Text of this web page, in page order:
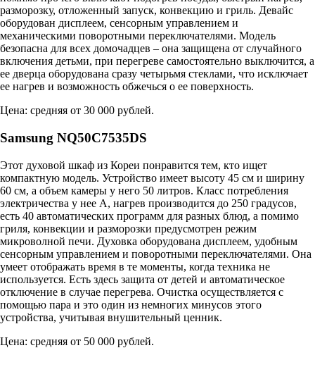
разморозку, отложенный запуск, конвекцию и гриль. Девайс
оборудован дисплеем, сенсорным управлением и
механическими поворотными переключателями. Модель
безопасна для всех домочадцев – она защищена от случайного
включения детьми, при перегреве самостоятельно выключится, а
ее дверца оборудована сразу четырьмя стеклами, что исключает
ее нагрев и возможность обжечься о ее поверхность.
Цена: средняя от 30 000 рублей.
Samsung NQ50C7535DS
Этот духовой шкаф из Кореи понравится тем, кто ищет
компактную модель. Устройство имеет высоту 45 см и ширину
60 см, а объем камеры у него 50 литров. Класс потребления
электричества у нее А, нагрев производится до 250 градусов,
есть 40 автоматических программ для разных блюд, а помимо
гриля, конвекции и разморозки предусмотрен режим
микроволной печи. Духовка оборудована дисплеем, удобным
сенсорным управлением и поворотными переключателями. Она
умеет отображать время в те моменты, когда техника не
используется. Есть здесь защита от детей и автоматическое
отключение в случае перегрева. Очистка осуществляется с
помощью пара и это один из немногих минусов этого
устройства, учитывая внушительный ценник.
Цена: средняя от 50 000 рублей.